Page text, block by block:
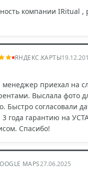
компании IRitual
ЯНДЕКС.КАРТЫ
менеджер приехал на
Выслала фото
Быстро согласовали
года гарантию на
Спасибо!
MAPS27.06.2025